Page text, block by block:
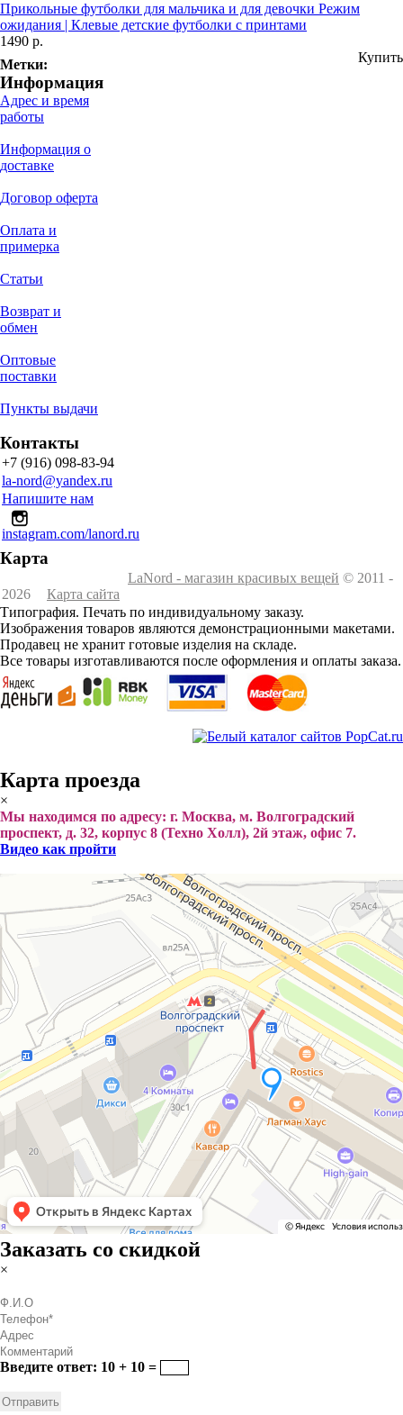
Прикольные футболки для мальчика и для девочки Режим
ожидания | Клевые детские футболки с принтами
1490 р.
Купить
Метки:
Информация
Адрес и время
работы
Информация о
доставке
Договор оферта
Оплата и
примерка
Статьи
Возврат и
обмен
Оптовые
поставки
Пункты выдачи
Контакты
+7 (916) 098-83-94
la-nord@yandex.ru
Напишите нам
instagram.com/lanord.ru
Карта
LaNord - магазин красивых вещей © 2011 -
2026
Карта сайта
Типография. Печать по индивидуальному заказу.
Изображения товаров являются демонстрационными макетами.
Продавец не хранит готовые изделия на складе.
Все товары изготавливаются после оформления и оплаты заказа.
Карта проезда
×
Мы находимся по адресу: г. Москва, м. Волгоградский
проспект, д. 32, корпус 8 (Техно Холл), 2й этаж, офис 7.
Видео как пройти
Заказать со скидкой
×
Введите ответ: 10 + 10 =